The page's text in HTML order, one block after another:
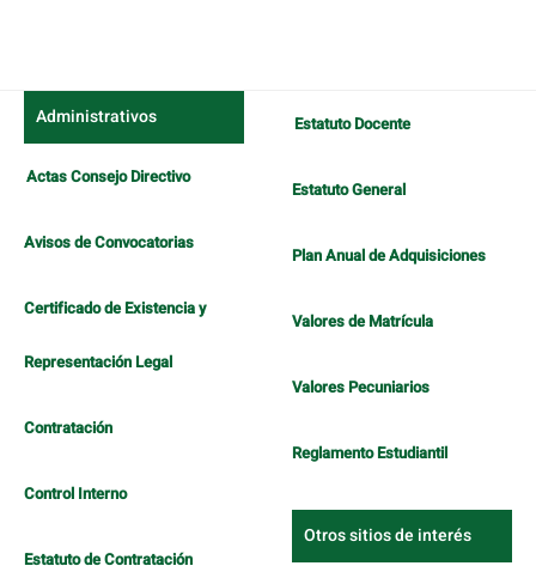
Administrativos
Actas Consejo Directivo
Avisos de Convocatorias
Certificado de Existencia y
Representación Legal
Contratación
Control Interno
Estatuto de Contratación
Estatuto Docente
Estatuto General
Plan Anual de Adquisiciones
Valores de Matrícula
Valores Pecuniarios
Reglamento Estudiantil
Otros sitios de interés